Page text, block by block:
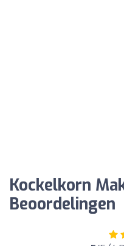
Kockelkorn
Beoordelingen